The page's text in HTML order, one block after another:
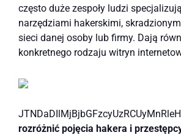
często duże zespoły ludzi
narzędziami hakerskimi,
sieci danej osoby lub firmy. Dają
konkretnego rodzaju witryn
rozróżnić pojęcia hakera i